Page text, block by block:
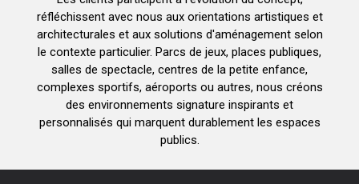
Les clients participent à l'évolution du concept,
réfléchissent avec nous aux orientations artistiques et
architecturales et aux solutions d'aménagement selon
le contexte particulier. Parcs de jeux, places publiques,
salles de spectacle, centres de la petite enfance,
complexes sportifs, aéroports ou autres, nous créons
des environnements signature inspirants et
personnalisés qui marquent durablement les espaces